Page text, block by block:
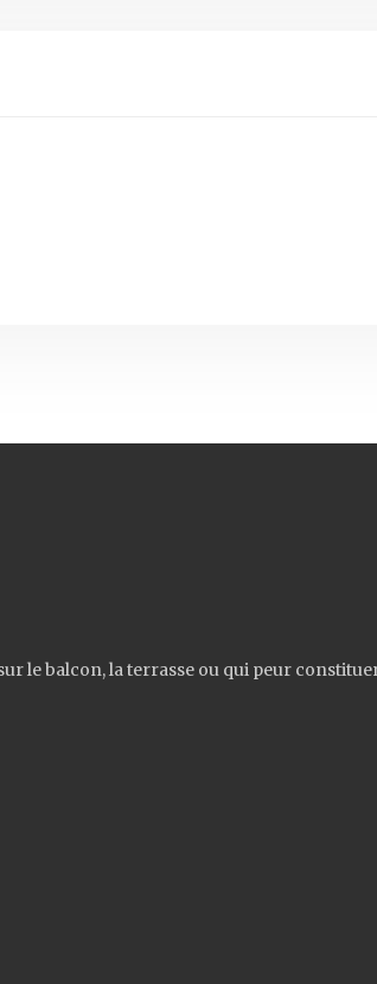
le balcon, la terrasse ou qui peur